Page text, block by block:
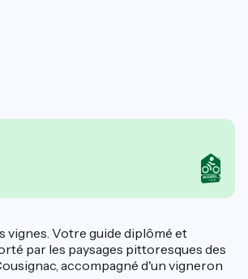
vignes. Votre guide diplômé et
par les paysages pittoresques des
accompagné d'un vigneron